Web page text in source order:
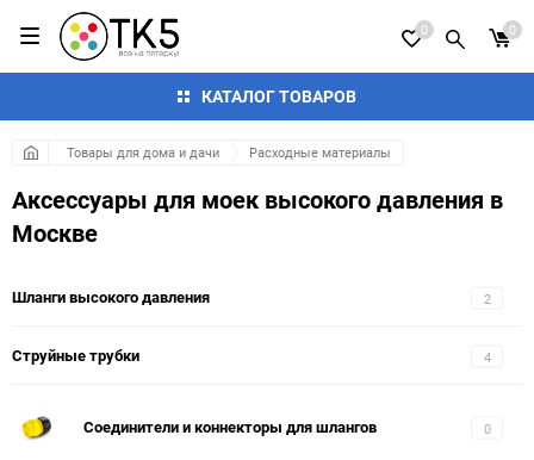
КАТАЛОГ ТОВАРОВ
0 0
Товары для дома и дачи Расходные материалы
Аксессуары для моек высокого давления в
Москве
2
Шланги высокого давления
4
Струйные трубки
0
Соединители и коннекторы для шлангов